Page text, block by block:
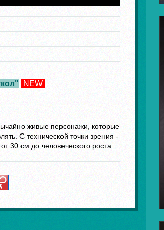
NEW
живые персонажи, которые
С технической точки зрения -
30 см до человеческого роста.